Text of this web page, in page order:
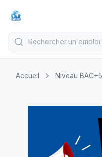
Accueil Niveau BAC+5